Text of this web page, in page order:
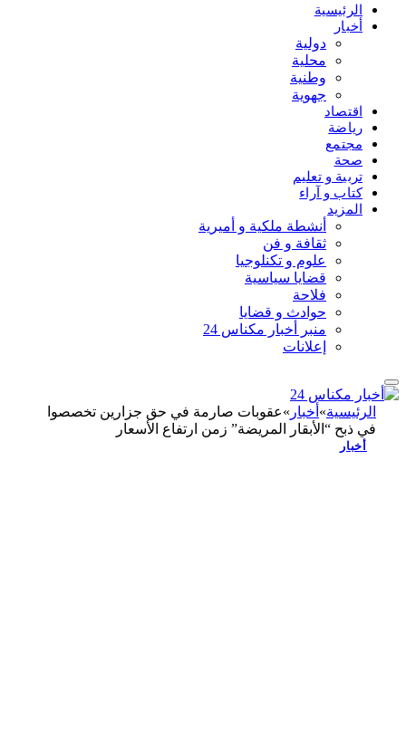
الرئيسية
أخبار
دولية
محلية
وطنية
جهوية
اقتصاد
رياضة
مجتمع
صحة
تربية و تعليم
كتاب و آراء
المزيد
أنشطة ملكية و أميرية
ثقافة و فن
علوم و تكنلوجيا
قضايا سياسية
فلاحة
حوادث و قضايا
منبر أخبار مكناس 24
إعلانات
الرئيسية» أخبار »عقوبات صارمة في حق جزارين تخصصوا
في ذبح “الأبقار المريضة” زمن ارتفاع الأسعار
أخبار